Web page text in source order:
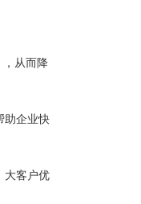
，从而降
助企业快
大客户优